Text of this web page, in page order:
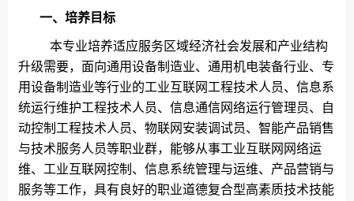
一、培养目标
本专业培养适应服务区域经济社会发展和产业结构
升级需要，面向通用设备制造业、通用机电装备行业、专
用设备制造业等行业的工业互联网工程技术人员、信息系
统运行维护工程技术人员、信息通信网络运行管理员、自
动控制工程技术人员、物联网安装调试员、智能产品销售
与技术服务人员等职业群，能够从事工业互联网网络运
维、工业互联网控制、信息系统管理与运维、产品营销与
服务等工作，具有良好的职业道德复合型高素质技术技能